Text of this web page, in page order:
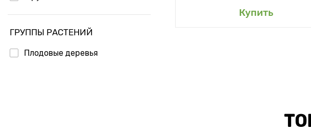
ГРУППЫ РАСТЕНИЙ
Плодовые деревья
Купить
Добавить в мой сад